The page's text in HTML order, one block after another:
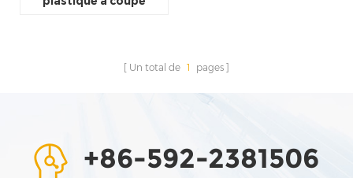
Un total de 1 pages
+86-592-2381506